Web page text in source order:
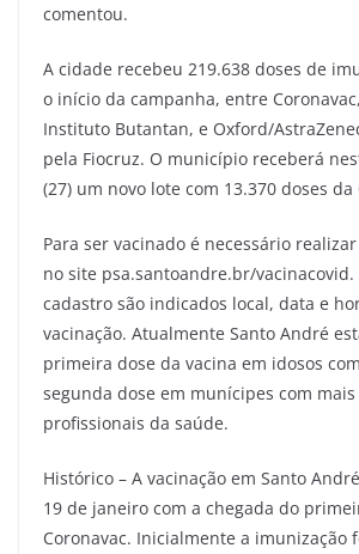
comentou.
A cidade recebeu 219.638 doses de
o início da campanha, entre
Instituto Butantan, e Oxford/
pela Fiocruz. O município receberá
(27) um novo lote com 13.370 doses da
Para ser vacinado é necessário
no site psa.santoandre.br/
cadastro são indicados local, data e
vacinação. Atualmente Santo André
primeira dose da vacina em idosos
segunda dose em munícipes com mais
profissionais da saúde.
Histórico – A vacinação em Santo
19 de janeiro com a chegada do
Coronavac. Inicialmente a imunização